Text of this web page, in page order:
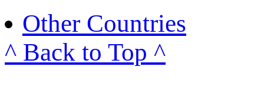
Other Countries
^ Back to Top ^